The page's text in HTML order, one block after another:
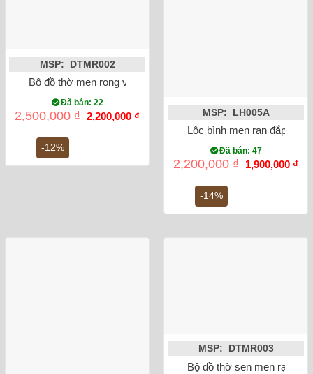
-12%
MSP: DTMR002
Bộ đồ thờ men rong vẽ sen rồng Bát Tràng
Đã bán: 22
2,500,000₫ Giá
gốc
2,200,000 ₫
-14%
MSP: LH005A
Lộc bình men rạn đắp nổi
Đã bán: 47
2,200,000₫
Giá
gốc
1,900,000 ₫
MSP: DTMR003
Bộ đồ thờ sen men rạn